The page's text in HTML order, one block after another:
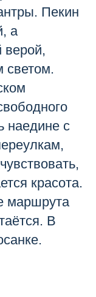
Пекин
а
светом.
наедине с
красота.
маршрута
В